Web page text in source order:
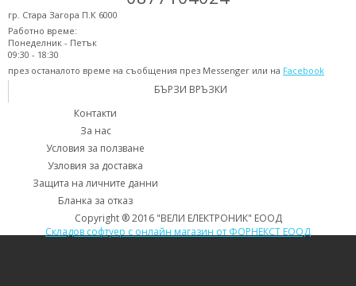
гр. Стара Загора П.К 6000
Работно време:
Понеделник - Петък
09:30 - 18:30
през останалото време на съобщения през Messenger или на Facebook
БЪРЗИ ВРЪЗКИ
Контакти
За нас
Условия за ползване
Узловия за доставка
Защита на личните данни
Бланка за отказ
Copyright ® 2016 "ВЕЛИ ЕЛЕКТРОНИК" ЕООД
Складов софтуер с онлайн магазин от ФОРНЕКСТ ЕООД